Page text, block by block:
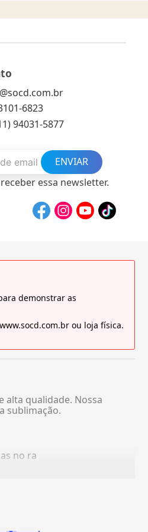
6823
94031-5877
ENVIAR
essa newsletter.
demonstrar as
ou loja física.
alta qualidade. Nossa
sublimação.
no ra